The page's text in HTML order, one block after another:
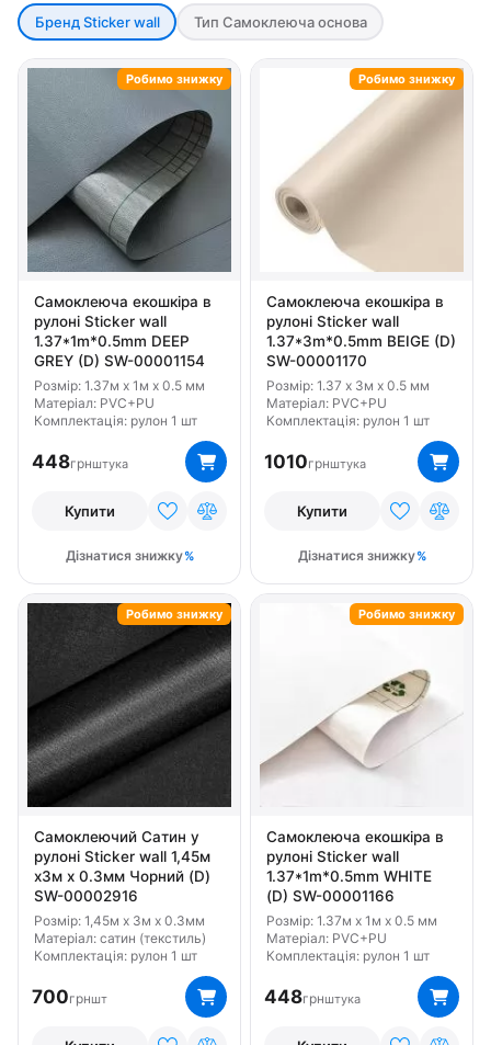
Бренд Sticker wall Тип Самоклеюча основа
Самоклеюча екошкіра в
рулоні Sticker wall
1.37*1m*0.5mm DEEP
GREY (D) SW-00001154
Розмір: 1.37м x 1м x 0.5 мм
Матеріал: PVC+PU
Комплектація: рулон 1 шт
448грнштука
Купити
Дізнатися знижку
Робимо знижку
Самоклеюча екошкіра в
рулоні Sticker wall
1.37*3m*0.5mm BEIGE (D)
SW-00001170
Розмір: 1.37 x 3м x 0.5 мм
Матеріал: PVC+PU
Комплектація: рулон 1 шт
1010грнштука
Купити
Дізнатися знижку
Робимо знижку
Самоклеючий Сатин у
рулоні Sticker wall 1,45м
х3м х 0.3мм Чорний (D)
SW-00002916
Розмір: 1,45м х 3м х 0.3мм
Матеріал: сатин (текстиль)
Комплектація: рулон 1 шт
700грншт
Робимо знижку
Самоклеюча екошкіра в
рулоні Sticker wall
1.37*1m*0.5mm WHITE
(D) SW-00001166
Розмір: 1.37м x 1м x 0.5 мм
Матеріал: PVC+PU
Комплектація: рулон 1 шт
448грнштука
Робимо знижку